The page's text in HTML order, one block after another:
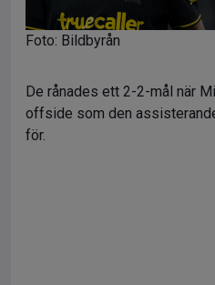
Foto: Bildbyrån
De rånades ett 2-2-mål när
offside som den
för.